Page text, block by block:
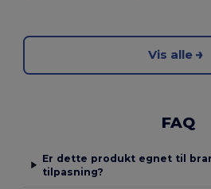
Vis alle
FAQ
Er dette produkt egnet til
tilpasning?